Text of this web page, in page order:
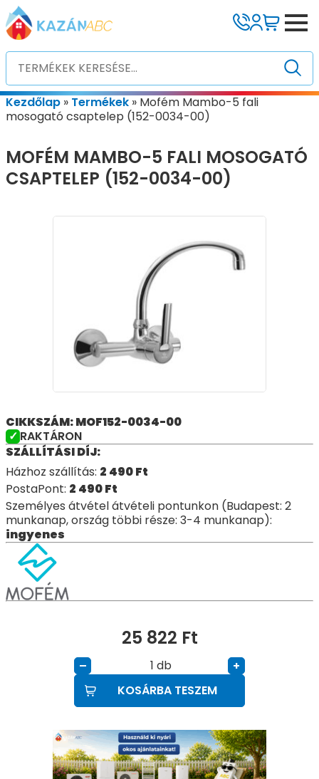
Kezdőlap » Termékek » Mofém Mambo-5 fali
mosogató csaptelep (152-0034-00)
MOFÉM MAMBO-5 FALI MOSOGATÓ
CSAPTELEP (152-0034-00)
CIKKSZÁM: MOF152-0034-00
RAKTÁRON
SZÁLLÍTÁSI DÍJ:
Házhoz szállítás: 2 490Ft
PostaPont: 2 490Ft
Személyes átvétel átvételi pontunkon (Budapest: 2
munkanap, ország többi része: 3-4 munkanap):
ingyenes
25 822 Ft
– db
+
KOSÁRBA TESZEM